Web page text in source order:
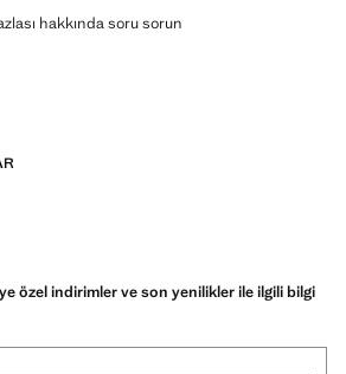
hakkında soru sorun
özel indirimler ve son yenilikler ile ilgili bilgi